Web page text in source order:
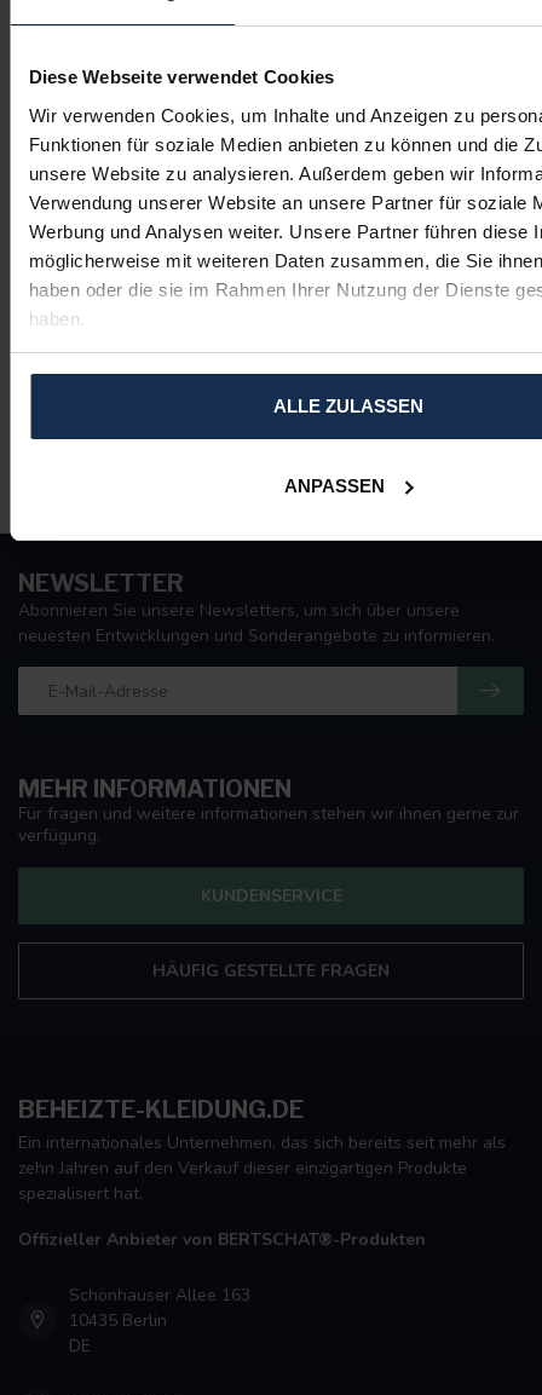
Diese Webseite verwendet Cookies
Wir verwenden Cookies, um Inhalte und Anzeigen zu
Funktionen für soziale Medien anbieten zu können und die
unsere Website zu analysieren. Außerdem geben wir
Verwendung unserer Website an unsere Partner für soziale
Werbung und Analysen weiter. Unsere Partner führen diese
möglicherweise mit weiteren Daten zusammen, die Sie
haben oder die sie im Rahmen Ihrer Nutzung der Dienste
haben.
ALLE ZULASSEN
ANPASSEN
SCHLAGWORTE
NEWSLETTER
Abonnieren Sie unsere Newsletters, um sich über unsere
neuesten Entwicklungen und Sonderangebote zu
informieren.
ABONNIEREN
MEHR INFORMATIONEN
Für fragen und weitere informationen stehen wir ihnen gerne zur
verfügung.
KUNDENSERVICE
HÄUFIG GESTELLTE FRAGEN
NEWSLETTER
Abonnieren Sie unsere Newsletters, um sich über unsere
neuesten Entwicklungen und Sonderangebote zu informieren.
BEHEIZTE-KLEIDUNG.DE
Ein internationales Unternehmen, das sich bereits seit mehr als
zehn Jahren auf den Verkauf dieser einzigartigen Produkte
spezialisiert hat.
Offizieller Anbieter von BERTSCHAT®-Produkten
Schönhauser Allee 163
10435 Berlin
DE